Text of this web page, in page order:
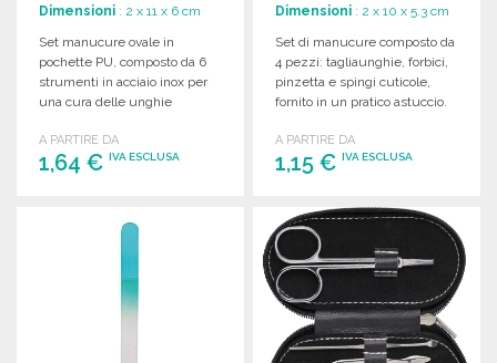
Dimensioni : 2 x 11 x 6 cm
Set manucure ovale in
pochette PU, composto da 6
strumenti in acciaio inox per
una cura delle unghie
A PARTIRE DA
1,64 € IVA ESCLUSA
Dimensioni : 2 x 10 x 5.3 cm
Set di manucure composto da
4 pezzi: tagliaunghie, forbici,
pinzetta e spingi cuticole,
fornito in un pratico astuccio.
A PARTIRE DA
1,15 €IVA ESCLUSA
ORDINARE
Richiedi un preventivo